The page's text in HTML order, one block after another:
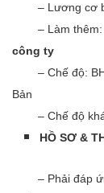
– Lương cơ
– Làm thêm:
công ty
– Chế độ:
Bản
– Chế độ
HỒ SƠ &
– Phải đáp